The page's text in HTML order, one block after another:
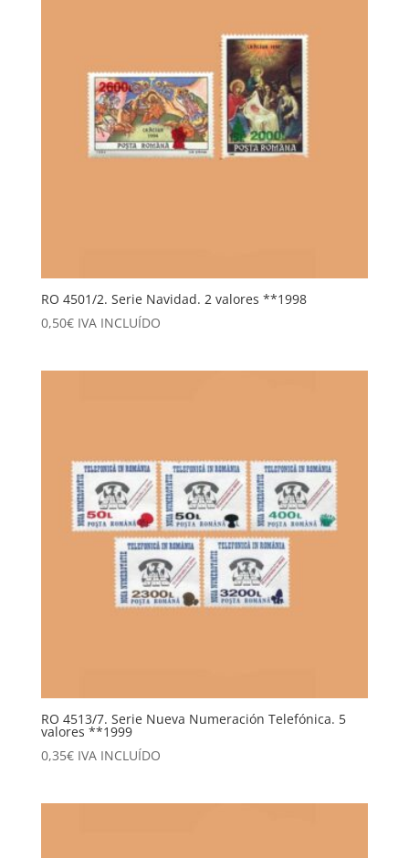
RO 4501/2. Serie Navidad. 2 valores **1998
0,50€ IVA INCLUÍDO
RO 4513/7. Serie Nueva Numeración Telefónica. 5
valores **1999
0,35€ IVA INCLUÍDO